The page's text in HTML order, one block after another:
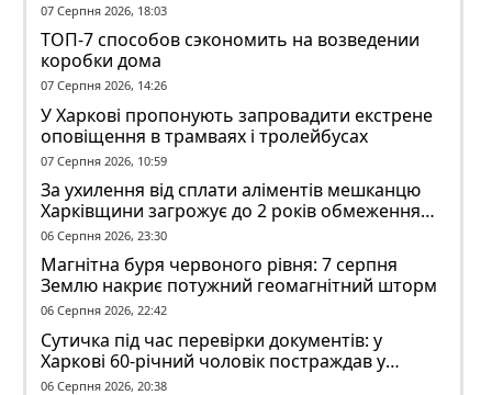
07 Серпня 2026, 18:03
ТОП-7 способов сэкономить на возведении
коробки дома
07 Серпня 2026, 14:26
У Харкові пропонують запровадити екстрене
оповіщення в трамваях і тролейбусах
07 Серпня 2026, 10:59
За ухилення від сплати аліментів мешканцю
Харківщини загрожує до 2 років обмеження
волі
06 Серпня 2026, 23:30
Магнітна буря червоного рівня: 7 серпня
Землю накриє потужний геомагнітний шторм
06 Серпня 2026, 22:42
Сутичка під час перевірки документів: у
Харкові 60-річний чоловік постраждав у
конфлікті з ТЦК
06 Серпня 2026, 20:38